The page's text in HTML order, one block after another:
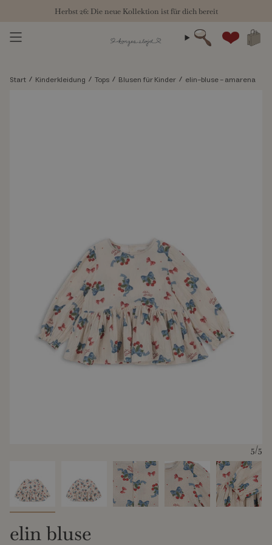
springen
Herbst 26: Die neue Kollektion ist für dich bereit
Suche
Start / Kinderkleidung / Tops / Blusen für Kinder / elin-bluse - amarena
5/5
elin bluse